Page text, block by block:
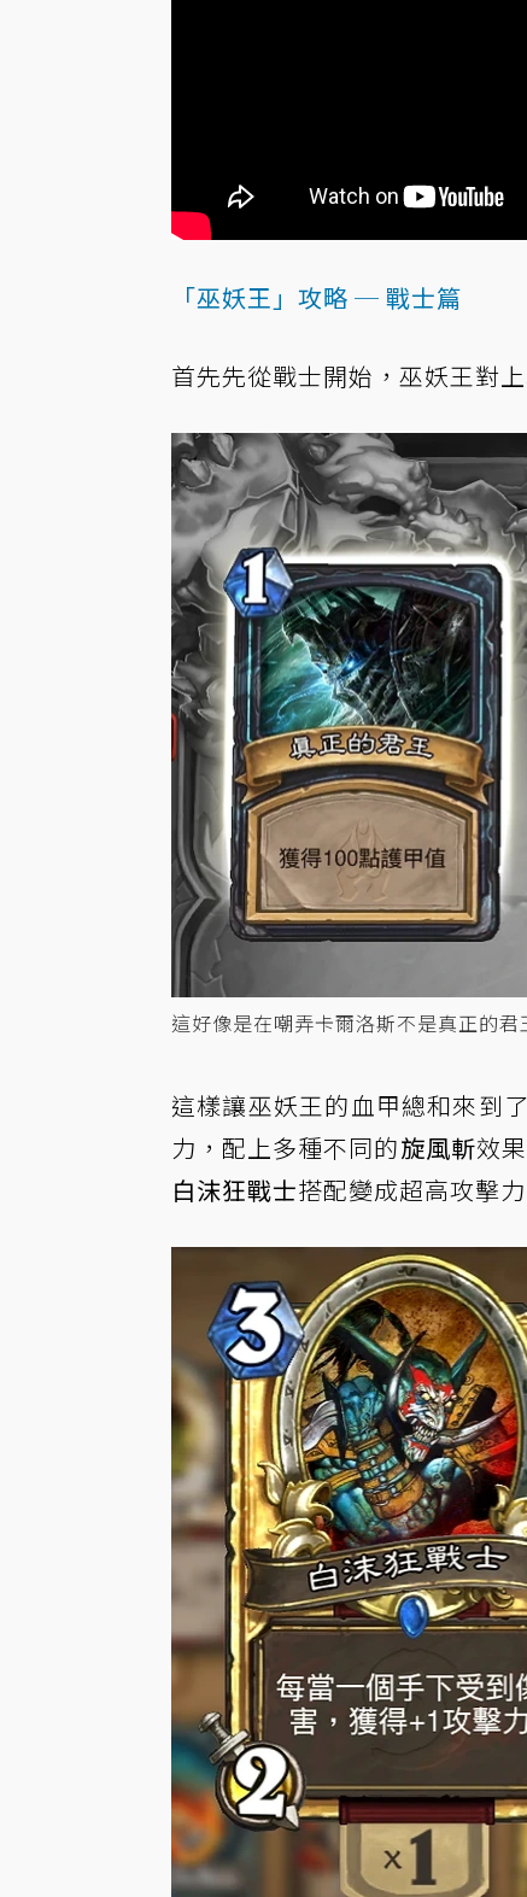
「巫妖王」攻略 ─ 戰士篇
首先先從戰士開始，巫妖王對
這好像是在嘲弄卡爾洛斯不是真正的
這樣讓巫妖王的血甲總和來到
力，配上多種不同的旋風斬效
白沫狂戰士搭配變成超高攻擊力